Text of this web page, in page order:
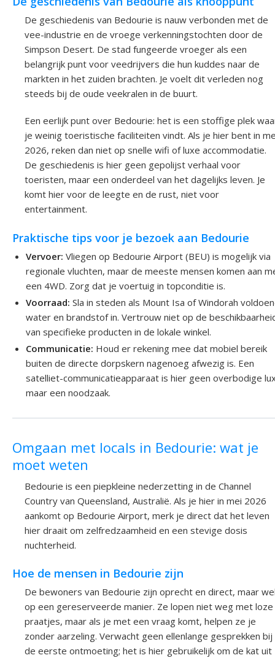
De geschiedenis van Bedourie is nauw verbonden met de
vee-industrie en de vroege verkenningstochten door de
Simpson Desert. De stad fungeerde vroeger als een
belangrijk punt voor veedrijvers die hun kuddes naar de
markten in het zuiden brachten. Je voelt dit verleden nog
steeds bij de oude veekralen in de buurt.
Een eerlijk punt over Bedourie: het is een stoffige plek
je weinig toeristische faciliteiten vindt. Als je hier bent in
2026, reken dan niet op snelle wifi of luxe accommodatie.
De geschiedenis is hier geen gepolijst verhaal voor
toeristen, maar een onderdeel van het dagelijks leven. Je
komt hier voor de leegte en de rust, niet voor
entertainment.
Praktische tips voor je bezoek aan Bedourie
Vervoer: Vliegen op Bedourie Airport (BEU) is mogelijk via
regionale vluchten, maar de meeste mensen komen aan
een 4WD. Zorg dat je voertuig in topconditie is.
Voorraad: Sla in steden als Mount Isa of Windorah
water en brandstof in. Vertrouw niet op de
van specifieke producten in de lokale winkel.
Communicatie: Houd er rekening mee dat mobiel bereik
buiten de directe dorpskern nagenoeg afwezig is. Een
satelliet-communicatieapparaat is hier geen overbodige
maar een noodzaak.
Omgaan met locals in Bedourie: wat je
moet weten
Bedourie is een piepkleine nederzetting in de Channel
Country van Queensland, Australië. Als je hier in mei 2026
aankomt op Bedourie Airport, merk je direct dat het leven
hier draait om zelfredzaamheid en een stevige dosis
nuchterheid.
Hoe de mensen in Bedourie zijn
De bewoners van Bedourie zijn oprecht en direct, maar
op een gereserveerde manier. Ze lopen niet weg met loze
praatjes, maar als je met een vraag komt, helpen ze je
zonder aarzeling. Verwacht geen ellenlange gesprekken bij
de eerste ontmoeting; het is hier gebruikelijk om de kat uit